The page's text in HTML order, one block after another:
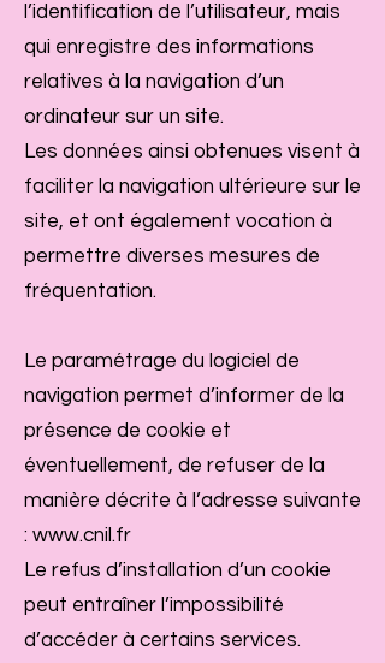
l’identification de l’utilisateur, mais
qui enregistre des informations
relatives à la navigation d’un
ordinateur sur un site.
Les données ainsi obtenues visent à
faciliter la navigation ultérieure sur le
site, et ont également vocation à
permettre diverses mesures de
fréquentation.
Le paramétrage du logiciel de
navigation permet d’informer de la
présence de cookie et
éventuellement, de refuser de la
manière décrite à l’adresse suivante
: www.cnil.fr
Le refus d’installation d’un cookie
peut entraîner l’impossibilité
d’accéder à certains services.